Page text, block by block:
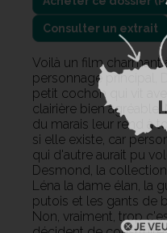
Consulter un extrait
Voilà un film charmant
personnage principal,
petit cochon qui vit
clairière bien
du marais leur rend à
si elle existe, car
qui d'autre aurait pu
Desmond, la
Léna la dame élan, la
putois et les gants de
Non, vraiment, trop